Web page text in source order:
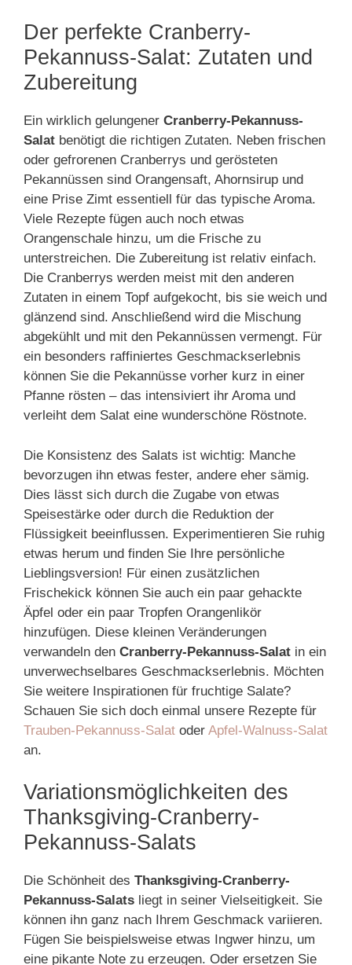
Der perfekte Cranberry-
Pekannuss-Salat: Zutaten und
Zubereitung
Ein wirklich gelungener Cranberry-Pekannuss-
Salat benötigt die richtigen Zutaten. Neben frischen
oder gefrorenen Cranberrys und gerösteten
Pekannüssen sind Orangensaft, Ahornsirup und
eine Prise Zimt essentiell für das typische Aroma.
Viele Rezepte fügen auch noch etwas
Orangenschale hinzu, um die Frische zu
unterstreichen. Die Zubereitung ist relativ einfach.
Die Cranberrys werden meist mit den anderen
Zutaten in einem Topf aufgekocht, bis sie weich und
glänzend sind. Anschließend wird die Mischung
abgekühlt und mit den Pekannüssen vermengt. Für
ein besonders raffiniertes Geschmackserlebnis
können Sie die Pekannüsse vorher kurz in einer
Pfanne rösten – das intensiviert ihr Aroma und
verleiht dem Salat eine wunderschöne Röstnote.
Die Konsistenz des Salats ist wichtig: Manche
bevorzugen ihn etwas fester, andere eher sämig.
Dies lässt sich durch die Zugabe von etwas
Speisestärke oder durch die Reduktion der
Flüssigkeit beeinflussen. Experimentieren Sie ruhig
etwas herum und finden Sie Ihre persönliche
Lieblingsversion! Für einen zusätzlichen
Frischekick können Sie auch ein paar gehackte
Äpfel oder ein paar Tropfen Orangenlikör
hinzufügen. Diese kleinen Veränderungen
verwandeln den Cranberry-Pekannuss-Salat in ein
unverwechselbares Geschmackserlebnis. Möchten
Sie weitere Inspirationen für fruchtige Salate?
Schauen Sie sich doch einmal unsere Rezepte für
Trauben-Pekannuss-Salat oder Apfel-Walnuss-Salat
an.
Variationsmöglichkeiten des
Thanksgiving-Cranberry-
Pekannuss-Salats
Die Schönheit des Thanksgiving-Cranberry-
Pekannuss-Salats liegt in seiner Vielseitigkeit. Sie
können ihn ganz nach Ihrem Geschmack variieren.
Fügen Sie beispielsweise etwas Ingwer hinzu, um
eine pikante Note zu erzeugen. Oder ersetzen Sie